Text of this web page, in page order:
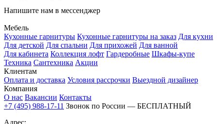
Напишите нам в мессенджер
Мебель
Кухонные гарнитуры Кухонные гарнитуры на заказ Для кухни
Для детской Для спальни Для прихожей Для ванной
Для кабинета Коллекция лофт Гардеробные Шкафы-купе
Техника Сантехника Акции
Клиентам
Оплата и доставка Условия рассрочки Выездной дизайнер
Компания
О нас Вакансии Контакты
+7 (495) 988-17-11 Звонок по России — БЕСПЛАТНЫЙ